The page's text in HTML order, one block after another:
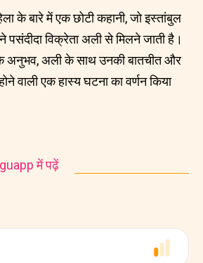
के बारे में एक छोटी कहानी, जो इस्तांबुल
पसंदीदा विक्रेता अली से मिलने जाती है।
अनुभव, अली के साथ उनकी बातचीत और
वाली एक हास्य घटना का वर्णन किया
में पढ़ें